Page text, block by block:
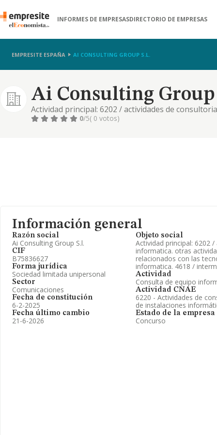
INFORMES DE EMPRESASDIRECTORIO DE EMPRESAS
EMPRESITE ESPAÑA AI CONSULTING GROUP S.L.
Ai Consulting Group
Actividad principal: 6202 / actividades de
servicios relacionados con las tecnologias de la
0/5( 0 votos)
Información general
Razón social
Ai Consulting Group S.l.
CIF
B75836627
Forma jurídica
Sociedad limitada unipersonal
Sector
Comunicaciones
Fecha de constitución
6-2-2025
Fecha último cambio
21-6-2026
Objeto social
Actividad principal: 6202
informatica. otras
relacionados con las
informatica. 4618 /
Actividad
Consulta de equipo
Actividad CNAE
6220 - Actividades de
de instalaciones
Estado de la empresa
Concurso